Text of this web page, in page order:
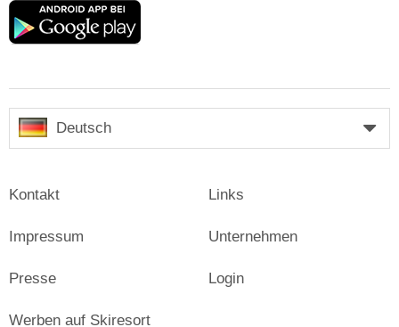
Google
Deutsch
Kontakt
Impressum
Presse
Links
Unternehmen
Login
Werben auf Skiresort